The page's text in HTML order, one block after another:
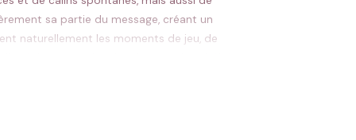
sa partie du message, créant un
naturellement les moments de jeu, de